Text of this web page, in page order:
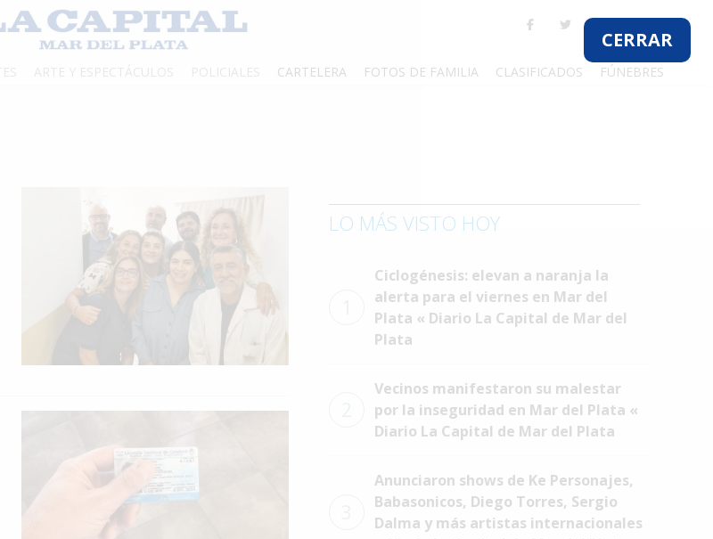
CERRAR
CARTELERA FOTOS DE FAMILIA CLASIFICADOS FÚNEBRES
LO MÁS VISTO HOY
Ciclogénesis: elevan a naranja la
alerta para el viernes en Mar del
Plata « Diario La Capital de Mar del
Plata
Vecinos manifestaron su malestar
por la inseguridad en Mar del Plata «
Diario La Capital de Mar del Plata
Anunciaron shows de Ke Personajes,
Babasonicos, Diego Torres, Sergio
Dalma y más artistas internacionales